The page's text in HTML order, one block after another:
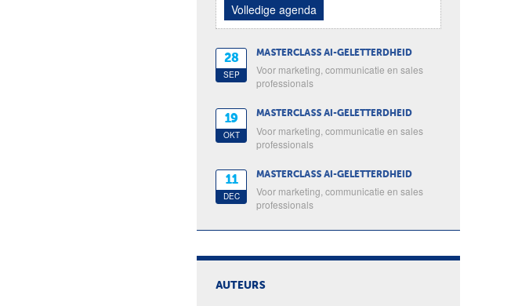
Volledige agenda
28
SEP
MASTERCLASS AI-GELETTERDHEID
Voor marketing, communicatie en sales
professionals
19
OKT
MASTERCLASS AI-GELETTERDHEID
Voor marketing, communicatie en sales
professionals
11
DEC
MASTERCLASS AI-GELETTERDHEID
Voor marketing, communicatie en sales
professionals
AUTEURS